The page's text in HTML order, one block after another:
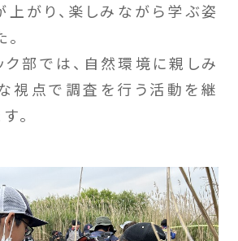
上がり、楽しみながら学ぶ姿
ク部では、自然環境に親しみ
視点で調査を行う活動を継
。